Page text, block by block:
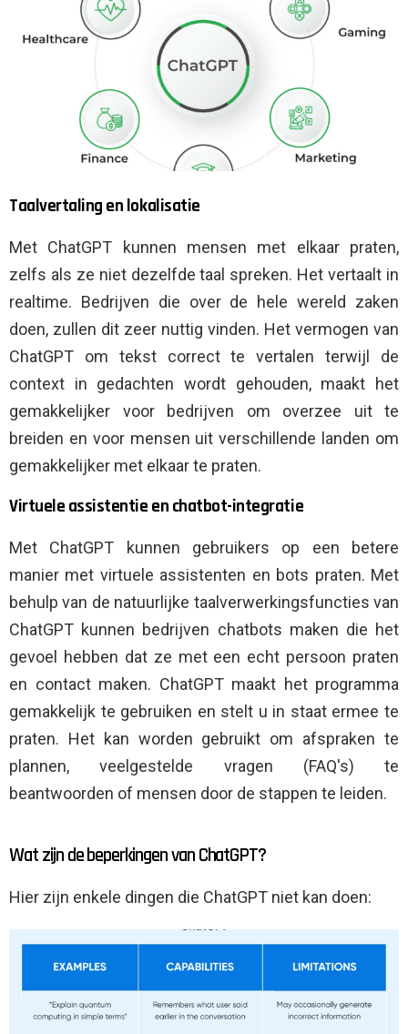
Taalvertaling en lokalisatie
Met ChatGPT kunnen mensen met elkaar praten,
zelfs als ze niet dezelfde taal spreken. Het vertaalt in
realtime. Bedrijven die over de hele wereld zaken
doen, zullen dit zeer nuttig vinden. Het vermogen van
ChatGPT om tekst correct te vertalen terwijl de
context in gedachten wordt gehouden, maakt het
gemakkelijker voor bedrijven om overzee uit te
breiden en voor mensen uit verschillende landen om
gemakkelijker met elkaar te praten.
Virtuele assistentie en chatbot-integratie
Met ChatGPT kunnen gebruikers op een betere
manier met virtuele assistenten en bots praten. Met
behulp van de natuurlijke taalverwerkingsfuncties van
ChatGPT kunnen bedrijven chatbots maken die het
gevoel hebben dat ze met een echt persoon praten
en contact maken. ChatGPT maakt het programma
gemakkelijk te gebruiken en stelt u in staat ermee te
praten. Het kan worden gebruikt om afspraken te
plannen, veelgestelde vragen (FAQ's) te
beantwoorden of mensen door de stappen te leiden.
Wat zijn de beperkingen van ChatGPT?
Hier zijn enkele dingen die ChatGPT niet kan doen: